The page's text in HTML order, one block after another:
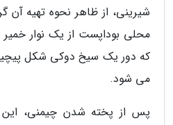
شیرینی، از ظاهر نحوه تهیه
محلی بوداپست از یک نوار
که دور یک سیخ دوکی شکل
می شود.
پس از پخته شدن چیمنی، این